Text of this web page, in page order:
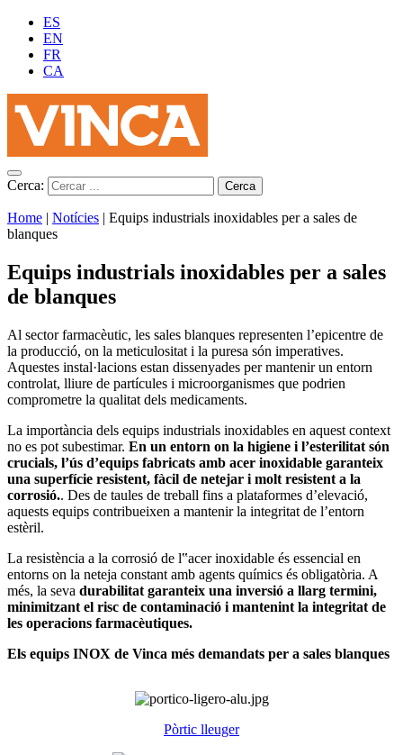
ES
EN
FR
CA
Cerca:
Home | Notícies | Equips industrials inoxidables per a sales de
blanques
Equips industrials inoxidables per a sales
de blanques
Al sector farmacèutic, les sales blanques representen l’epicentre de
la producció, on la meticulositat i la puresa són imperatives.
Aquestes instal·lacions estan dissenyades per mantenir un entorn
controlat, lliure de partícules i microorganismes que podrien
comprometre la qualitat dels medicaments.
La importància dels equips industrials inoxidables en aquest context
no es pot subestimar. En un entorn on la higiene i l’esterilitat són
crucials, l’ús d’equips fabricats amb acer inoxidable garanteix
una superfície resistent, fàcil de netejar i molt resistent a la
corrosió.. Des de taules de treball fins a plataformes d’elevació,
aquests equips contribueixen a mantenir la integritat de l’entorn
estèril.
La resistència a la corrosió de l‟acer inoxidable és essencial en
entorns on la neteja constant amb agents químics és obligatòria. A
més, la seva durabilitat garanteix una inversió a llarg termini,
minimitzant el risc de contaminació i mantenint la integritat de
les operacions farmacèutiques.
Els equips INOX de Vinca més demandats per a sales blanques
Pòrtic lleuger